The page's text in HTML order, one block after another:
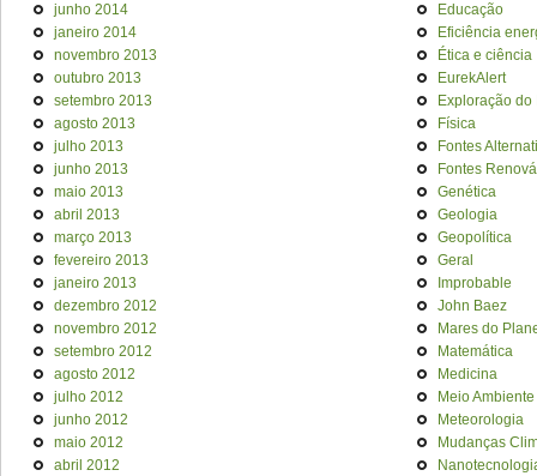
junho 2014
janeiro 2014
novembro 2013
outubro 2013
setembro 2013
agosto 2013
julho 2013
junho 2013
maio 2013
abril 2013
março 2013
fevereiro 2013
janeiro 2013
dezembro 2012
novembro 2012
setembro 2012
agosto 2012
julho 2012
junho 2012
maio 2012
abril 2012
Educação
Eficiência
Ética e ciência
EurekAlert
Exploração do
Física
Fontes
Fontes
Genética
Geologia
Geopolítica
Geral
Improbable
John Baez
Mares do
Matemática
Medicina
Meio Ambiente
Meteorologia
Mudanças